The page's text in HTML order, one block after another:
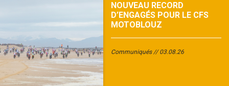
NOUVEAU RECORD
D’ENGAGÉS POUR LE CFS
MOTOBLOUZ
Communiqués 03.08.26